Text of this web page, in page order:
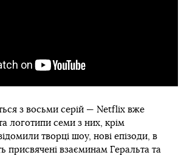
з восьми серій — Netflix вже
логотипи семи з них, крім
творці шоу, нові епізоди, в
присвячені взаєминам Геральта та